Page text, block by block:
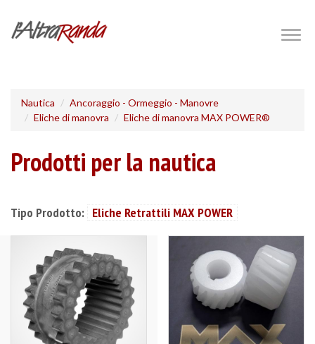
Nautica
Ancoraggio - Ormeggio - Manovre
Eliche di manovra
Eliche di manovra MAX POWER®
Prodotti per la nautica
Tipo Prodotto: Eliche Retrattili MAX POWER